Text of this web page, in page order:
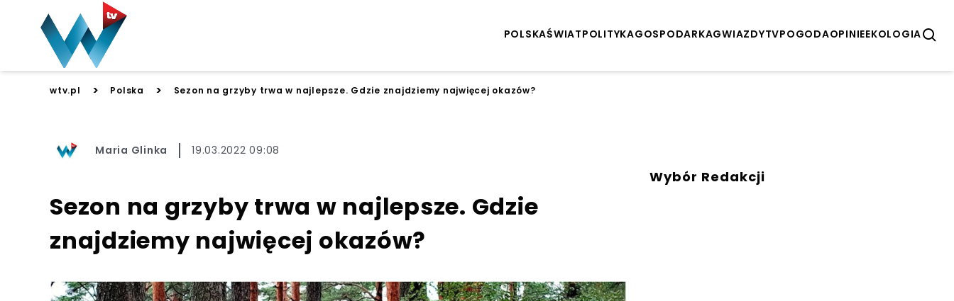
POLSKAŚWIATPOLITYKAGOSPODARKAGWIAZDYTVPOGODAOPINIEEKOLOGIA
wtv.pl > Polska > Sezon na grzyby trwa w najlepsze. Gdzie znajdziemy najwięcej okazów?
Maria Glinka 19.03.2022 09:08
Sezon na grzyby trwa w najlepsze. Gdzie
znajdziemy najwięcej okazów?
Wybór Redakcji